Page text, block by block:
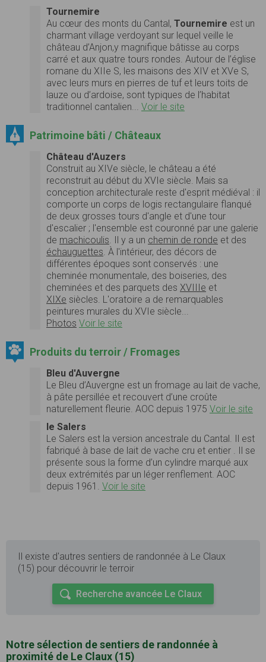
Tournemire
Au cœur des monts du Cantal, Tournemire est un
charmant village verdoyant sur lequel veille le
château d’Anjon,y magnifique bâtisse au corps
carré et aux quatre tours rondes. Autour de l’église
romane du XIIe S, les maisons des XIV et XVe S,
avec leurs murs en pierres de tuf et leurs toits de
lauze ou d’ardoise, sont typiques de l’habitat
traditionnel cantalien... Voir le site
Patrimoine bâti / Châteaux
Château d'Auzers
Construit au XIVe siècle, le château a été
reconstruit au début du XVIe siècle. Mais sa
conception architecturale reste d'esprit médiéval : il
comporte un corps de logis rectangulaire flanqué
de deux grosses tours d'angle et d'une tour
d'escalier ; l'ensemble est couronné par une galerie
de machicoulis . Il y a un chemin de ronde et des
échauguettes . À l'intérieur, des décors de
différentes époques sont conservés : une
cheminée monumentale, des boiseries, des
cheminées et des parquets des XVIIIe et
XIXe siècles. L'oratoire a de remarquables
peintures murales du XVIe siècle...
Photos Voir le site
Produits du terroir / Fromages
Bleu d'Auvergne
Le Bleu d’Auvergne est un fromage au lait de vache,
à pâte persillée et recouvert d’une croûte
naturellement fleurie. AOC depuis 1975 Voir le site
le Salers
Le Salers est la version ancestrale du Cantal. Il est
fabriqué à base de lait de vache cru et entier . Il se
présente sous la forme d’un cylindre marqué aux
deux extrémités par un léger renflement. AOC
depuis 1961. Voir le site
Il existe d'autres sentiers de randonnée à Le Claux
(15) pour découvrir le terroir
Recherche avancée Le Claux
Notre sélection de sentiers de randonnée à
proximité de Le Claux (15)